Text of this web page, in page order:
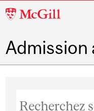
McGill
Admission